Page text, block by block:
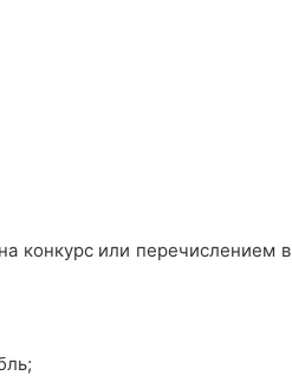
конкурс или перечислением в